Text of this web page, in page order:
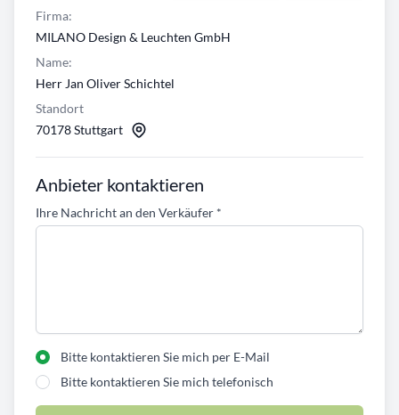
Firma:
MILANO Design & Leuchten GmbH
Name:
Herr Jan Oliver Schichtel
Standort
70178 Stuttgart
Anbieter kontaktieren
Ihre Nachricht an den Verkäufer *
Bitte kontaktieren Sie mich per E-Mail
Bitte kontaktieren Sie mich telefonisch